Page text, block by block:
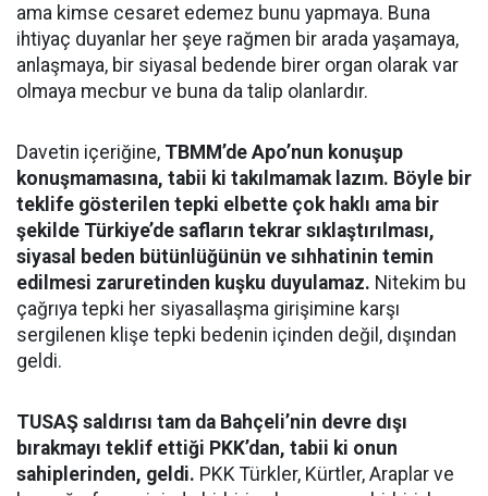
ama kimse cesaret edemez bunu yapmaya. Buna
ihtiyaç duyanlar her şeye rağmen bir arada yaşamaya,
anlaşmaya, bir siyasal bedende birer organ olarak var
olmaya mecbur ve buna da talip olanlardır.
Davetin içeriğine, TBMM’de Apo’nun konuşup
konuşmamasına, tabii ki takılmamak lazım. Böyle bir
teklife gösterilen tepki elbette çok haklı ama bir
şekilde Türkiye’de safların tekrar sıklaştırılması,
siyasal beden bütünlüğünün ve sıhhatinin temin
edilmesi zaruretinden kuşku duyulamaz. Nitekim bu
çağrıya tepki her siyasallaşma girişimine karşı
sergilenen klişe tepki bedenin içinden değil, dışından
geldi.
TUSAŞ saldırısı tam da Bahçeli’nin devre dışı
bırakmayı teklif ettiği PKK’dan, tabii ki onun
sahiplerinden, geldi. PKK Türkler, Kürtler, Araplar ve